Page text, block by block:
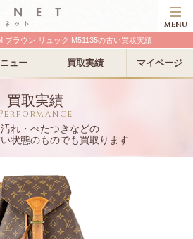
MENU
ュー 買取実績 マイページ
ブラウン リュック M51135の古い買取実績
買取実績
れ・べたつきなどの
状態のものでも買取ります